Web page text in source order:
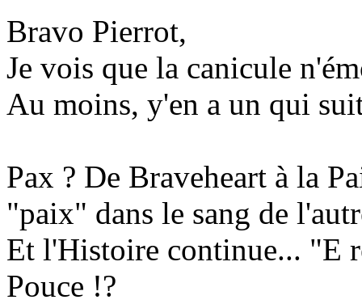
Bravo Pierrot,
Je vois que la canicule
Au moins, y'en a un qui
Pax ? De Braveheart à la
"paix" dans le sang de
Et l'Histoire continue... "E
Pouce !?